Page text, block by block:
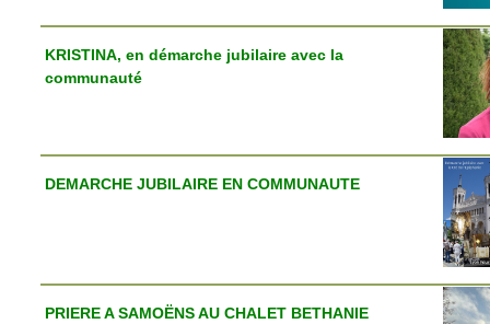
KRISTINA, en démarche jubilaire avec la
communauté
DEMARCHE JUBILAIRE EN COMMUNAUTE
PRIERE A SAMOËNS AU CHALET BETHANIE